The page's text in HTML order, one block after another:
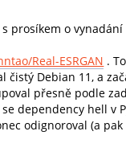
prosíkem o
Real-ESRGAN .
čistý Debian 11, a
přesně podle
dependency hell
odignoroval (a